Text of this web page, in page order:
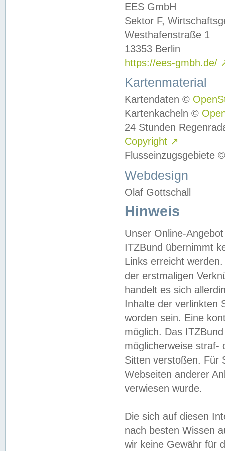
EES GmbH
Sektor F,
Westhafenstraße 1
13353 Berlin
https://ees-gmbh.de/
Kartenmaterial
Kartendaten ©
Kartenkacheln ©
24 Stunden
Copyright ↗
Flusseinzugsgebiete
Webdesign
Olaf Gottschall
Hinweis
Unser Online-
ITZBund übernimmt
Links erreicht
der erstmaligen
handelt es sich
Inhalte der verlinkten
worden sein. Eine
möglich. Das
möglicherweise straf-
Sitten verstoßen. Für
Webseiten anderer
verwiesen wurde.
Die sich auf diesen
nach besten Wissen
wir keine Gewähr für